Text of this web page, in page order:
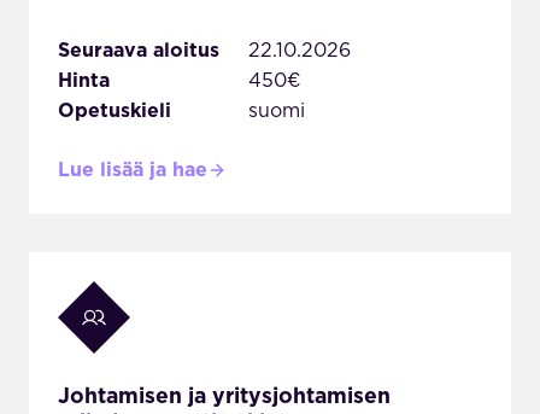
Seuraava aloitus
22.10.2026
Hinta
450€
Opetuskieli
suomi
Lue lisää ja hae
Johtamisen ja yritysjohtamisen